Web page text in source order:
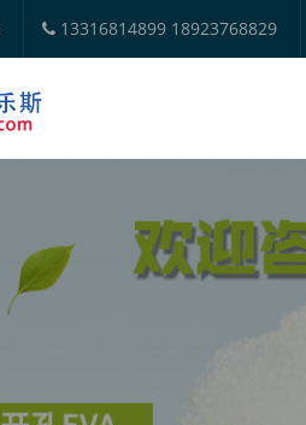
13316814899 18923768829